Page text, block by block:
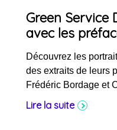
Green Service
avec les
Découvrez les
des extraits de leurs
Frédéric Bordage et
Lire la suite